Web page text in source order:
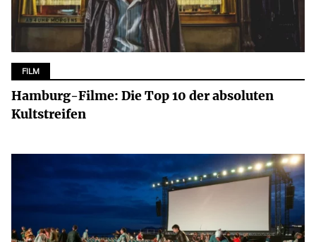
FILM
Hamburg-Filme: Die Top 10 der absoluten
Kultstreifen